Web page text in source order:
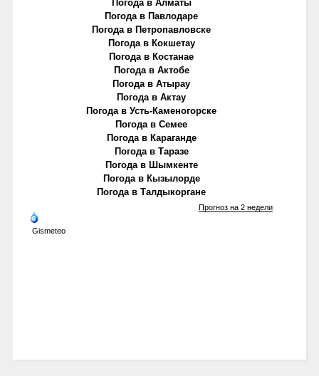
Погода в Алматы
Погода в Павлодаре
Погода в Петропавловске
Погода в Кокшетау
Погода в Костанае
Погода в Актобе
Погода в Атырау
Погода в Актау
Погода в Усть-Каменогорске
Погода в Семее
Погода в Караганде
Погода в Таразе
Погода в Шымкенте
Погода в Кызылорде
Погода в Талдыкоргане
Gismeteo
Прогноз на 2 недели